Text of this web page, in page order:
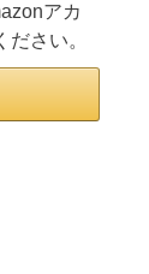
アカ
さい。